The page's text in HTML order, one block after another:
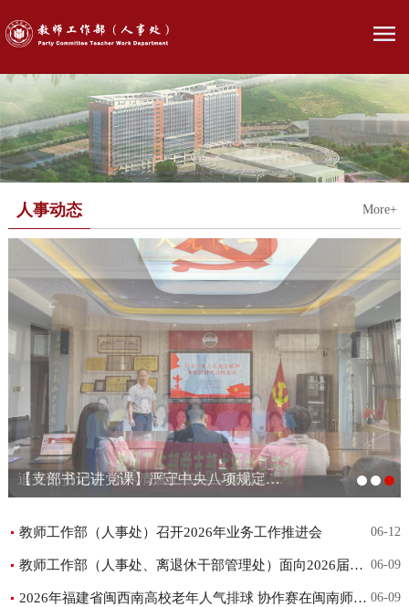
人事动态 More+
【光影铸魂强党性 以史为鉴启新程】教师工作部党支部开展主题党日观影活动
追寻先贤足迹 涵养清风正气——教师工作部党支部赴漳浦县开展主题党日活动
【支部书记讲党课】严守中央八项规定精神 争做新时代合格党员
06-12
教师工作部（人事处）召开2026年业务工作推进会
06-09
教师工作部（人事处、离退休干部管理处）面向2026届毕业生公开招聘管理助理公告
06-09
2026年福建省闽西南高校老年人气排球 协作赛在闽南师范大学圆满落幕